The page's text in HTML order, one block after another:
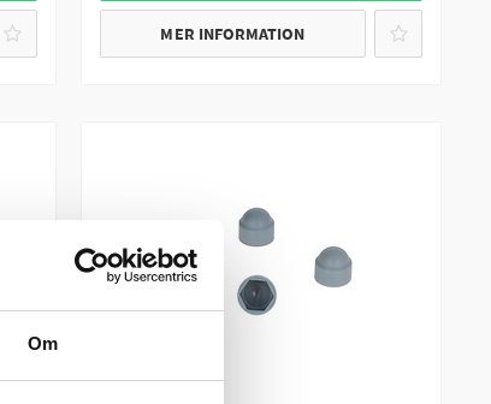
Om
MER INFORMATION